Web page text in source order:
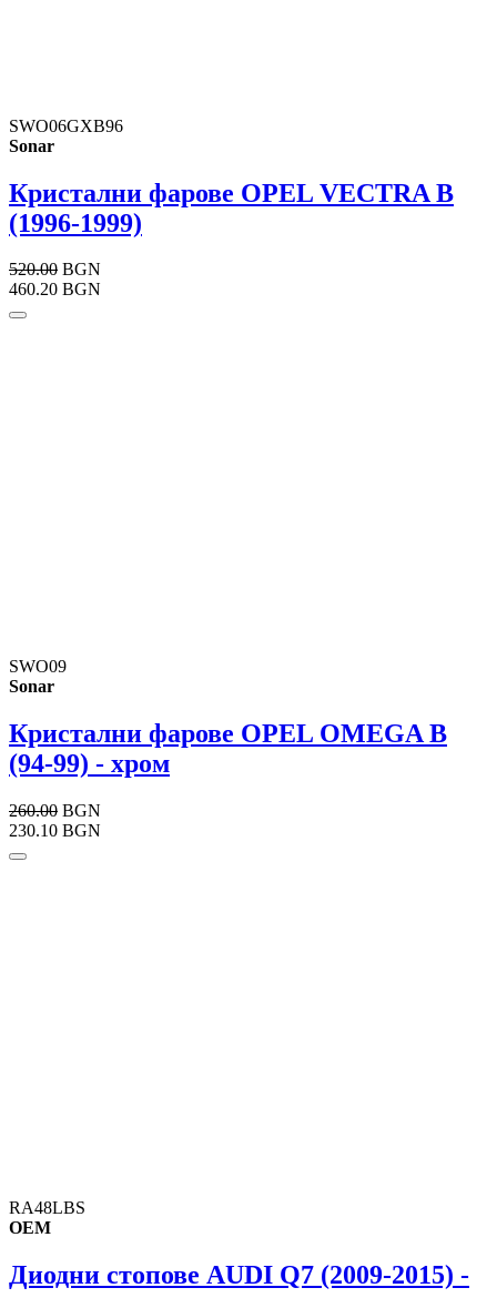
SWO06GXB96
Sonar
Кристални фарове OPEL VECTRA B
(1996-1999)
520.00 BGN
460.20 BGN
SWO09
Sonar
Кристални фарове OPEL OMEGA B
(94-99) - хром
260.00 BGN
230.10 BGN
RA48LBS
OEM
Диодни стопове AUDI Q7 (2009-2015) -